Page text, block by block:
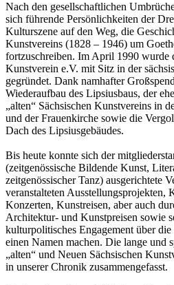
Nach den gesellschaftlichen
sich führende Persönlichkeiten der
Kulturszene auf den Weg, die
Kunstvereins (1828 ­– 1946) um
fortzuschreiben. Im April 1990 wurde
Kunstverein e.V. mit Sitz in der
gegründet. Dank namhafter
Wiederaufbau des Lipsiusbaus, der
„alten“ Sächsischen Kunstvereins in
und der Frauenkirche sowie die
Dach des Lipsiusgebäudes.
Bis heute konnte sich der
(zeitgenössische Bildende Kunst,
zeitgenössischer Tanz) ausgerichtete
veranstalteten Ausstellungsprojekten,
Konzerten, Kunstreisen, aber auch
Architektur- und Kunstpreisen sowie
kulturpolitisches Engagement über
einen Namen machen. Die lange und
„alten“ und Neuen Sächsischen
in unserer Chronik zusammengefasst.